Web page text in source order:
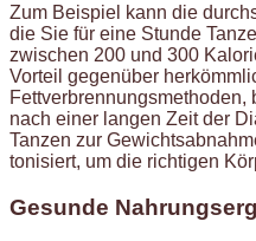
Zum Beispiel kann die
die Sie für eine Stunde
zwischen 200 und 300
Vorteil gegenüber
nach einer langen Zeit der
Tanzen zur
tonisiert, um die richtigen
Gesunde